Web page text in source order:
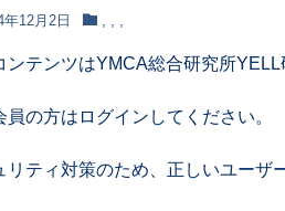
年12月2日 , , ,
ンテンツはYMCA総合研究所
員の方はログインしてください。
リティ対策のため、正しいユーザ